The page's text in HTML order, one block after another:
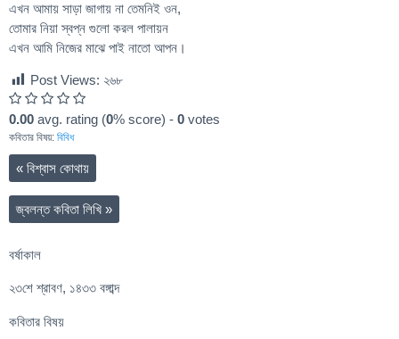
এখন আমায় সাড়া জাগায় না তেমনিই ওন,
তোমার নিয়া স্বপ্ন গুলো করল পালায়ন
এখন আমি নিজের মাঝে পাই নাতো আপন।
Post Views: ২৬৮
0.00 avg. rating (0% score) - 0 votes
কবিতার বিষয়: বিবিধ
« বিশ্বাস কোথায়
জ্বলন্ত কবিতা লিখি »
বর্ষাকাল
২৩শে শ্রাবণ, ১৪৩৩ বঙ্গাব্দ
কবিতার বিষয়